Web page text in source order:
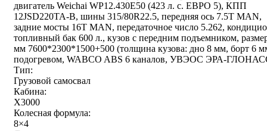
двигатель Weichai WP12.430E50 (423 л. с. ЕВРО 5), КПП
12JSD220TA-В, шины 315/80R22.5, передняя ось 7.5T MAN,
задние мосты 16T MAN, передаточное число 5.262,
топливный бак 600 л., кузов с передним подъемником,
мм 7600*2300*1500+500 (толщина кузова: дно 8 мм, борт 6
подогревом, WABCO ABS 6 каналов, УВЭОС ЭРА-
Тип:
Грузовой самосвал
Кабина:
X3000
Колесная формула:
8×4